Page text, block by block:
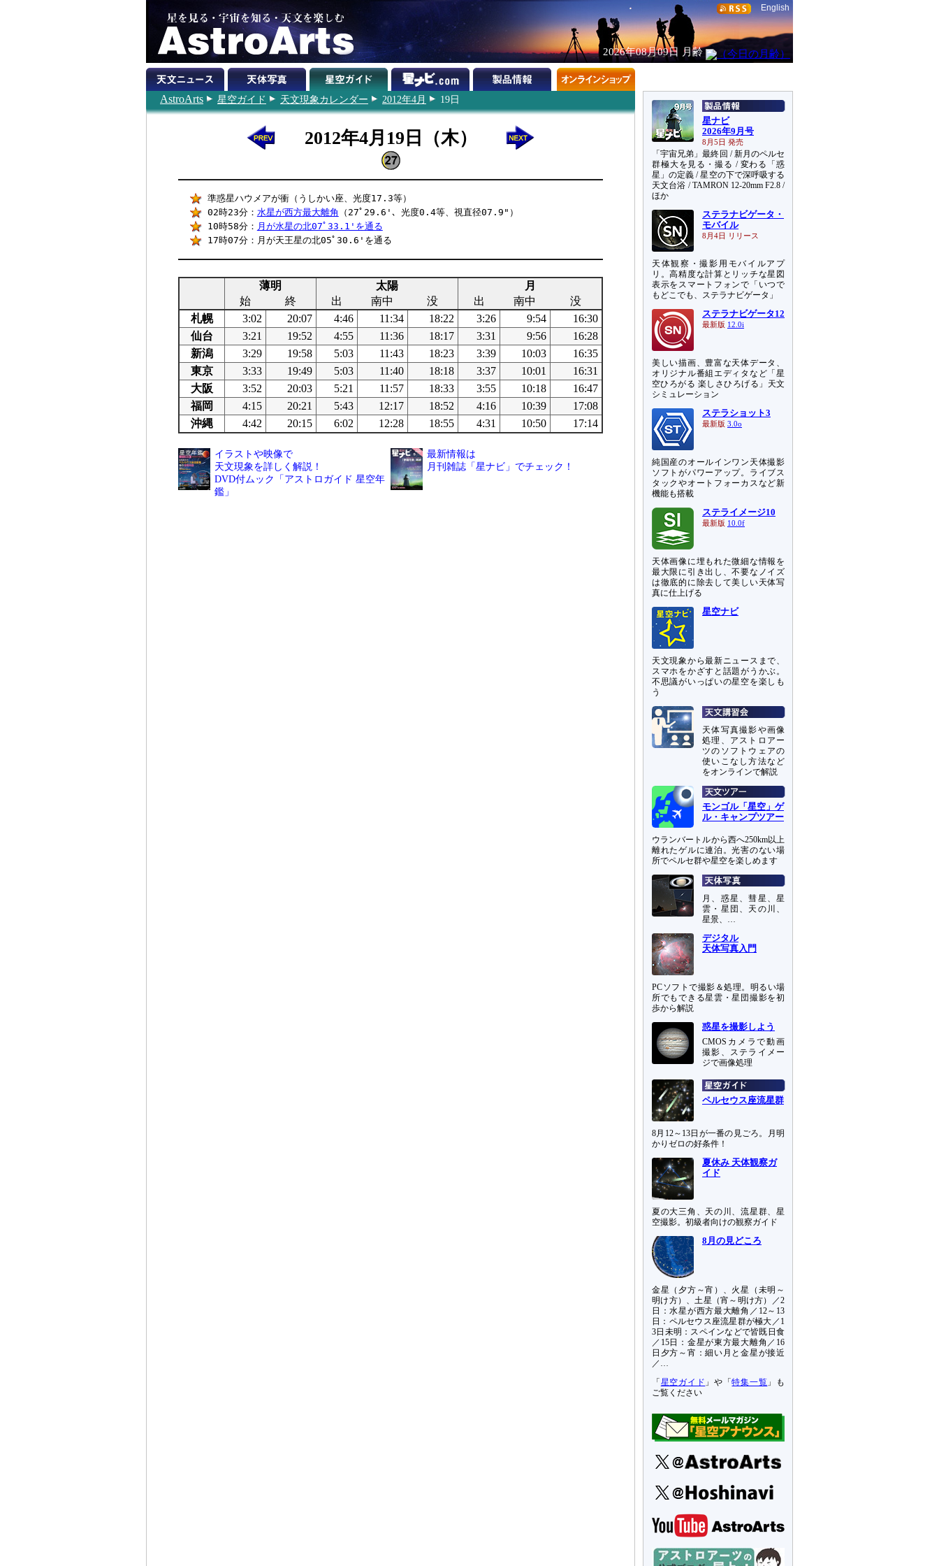
English
2026年08月09日 月齢
AstroArts 星空ガイド 天文現象カレンダー 2012年4月 19日
2012年4月19日（木）
準惑星ハウメアが衝（うしかい座、光度17.3等）
02時23分： 水星が西方最大離角
（27ﾟ29.6'、光度0.4等、視直径07.9"）
10時58分： 月が水星の北07ﾟ33.1'を通る
17時07分：月が天王星の北05ﾟ30.6'を通る
薄明 太陽
月
始
終 出 南中 没 出 南中
没
札幌
3:02 20:07 4:46 11:34 18:22 3:26 9:54
16:30
仙台
3:21 19:52 4:55 11:36 18:17 3:31 9:56
16:28
新潟
3:29 19:58 5:03 11:43 18:23 3:39 10:03
16:35
東京
3:33 19:49 5:03 11:40 18:18 3:37 10:01
16:31
大阪
3:52 20:03 5:21 11:57 18:33 3:55 10:18
16:47
福岡
4:15 20:21 5:43 12:17 18:52 4:16 10:39
17:08
沖縄
4:42 20:15 6:02 12:28 18:55 4:31 10:50 17:14
イラストや映像で
天文現象を詳しく解説！
DVD付ムック「アストロガイド 星空年
鑑」
最新情報は
月刊雑誌「星ナビ」でチェック！
星ナビ
2026年9月号
8月5日 発売
「宇宙兄弟」最終回 / 新月のペルセ
群極大を見る・撮る / 変わる「惑
星」の定義 / 星空の下で深呼吸する
天文台浴 / TAMRON 12-20mm F2.8 /
ほか
ステラナビゲータ・
モバイル
8月4日 リリース
天体観察・撮影用モバイルアプ
リ。高精度な計算とリッチな星図
表示をスマートフォンで「いつで
もどこでも、ステラナビゲータ」
ステラナビゲータ12
最新版 12.0i
美しい描画、豊富な天体データ、
オリジナル番組エディタなど「星
空ひろがる 楽しさひろげる」天文
シミュレーション
ステラショット3
最新版 3.0o
純国産のオールインワン天体撮影
ソフトがパワーアップ。ライブス
タックやオートフォーカスなど新
機能も搭載
ステライメージ10
最新版 10.0f
天体画像に埋もれた微細な情報を
最大限に引き出し、不要なノイズ
は徹底的に除去して美しい天体写
真に仕上げる
星空ナビ
天文現象から最新ニュースまで、
スマホをかざすと話題がうかぶ。
不思議がいっぱいの星空を楽しも
う
天体写真撮影や画像
処理、アストロアー
ツのソフトウェアの
使いこなし方法など
をオンラインで解説
モンゴル「星空」ゲ
ル・キャンプツアー
ウランバートルから西へ250km以上
離れたゲルに連泊。光害のない場
所でペルセ群や星空を楽しめます
月、惑星、彗星、星
雲・星団、天の川、
星景、…
デジタル
天体写真入門
PCソフトで撮影＆処理。明るい場
所でもできる星雲・星団撮影を初
歩から解説
惑星を撮影しよう
CMOSカメラで動画
撮影、ステライメー
ジで画像処理
ペルセウス座流星群
8月12～13日が一番の見ごろ。月明
かりゼロの好条件！
夏休み 天体観察ガ
イド
夏の大三角、天の川、流星群、星
空撮影。初級者向けの観察ガイド
8月の見どころ
金星（夕方～宵）、火星（未明～
明け方）、土星（宵～明け方）／2
日：水星が西方最大離角／12～13
日：ペルセウス座流星群が極大／1
3日未明：スペインなどで皆既日食
／15日：金星が東方最大離角／16
日夕方～宵：細い月と金星が接近
／…
「 星空ガイド 」や「特集一覧 」も
ご覧ください